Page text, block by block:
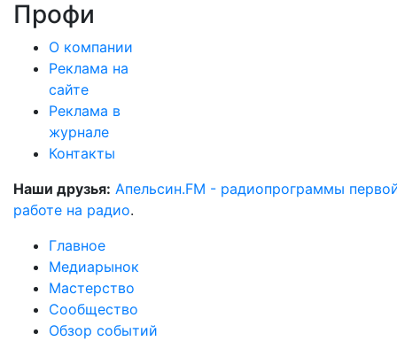
Профи
О компании
Реклама на
сайте
Реклама в
журнале
Контакты
Наши друзья: Апельсин.FM - радиопрограммы
работе на радио.
Главное
Медиарынок
Мастерство
Сообщество
Обзор событий